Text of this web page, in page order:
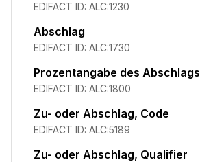
EDIFACT ID: ALC:1230
Abschlag
EDIFACT ID: ALC:1730
Prozentangabe des Abschlags
EDIFACT ID: ALC:1800
Zu- oder Abschlag, Code
EDIFACT ID: ALC:5189
Zu- oder Abschlag, Qualifier